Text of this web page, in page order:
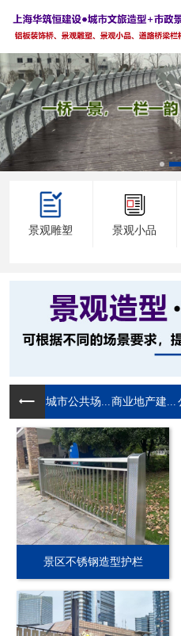
景观雕塑 景观小品
城市公共场... 商业地产建...
景区不锈钢造型护栏